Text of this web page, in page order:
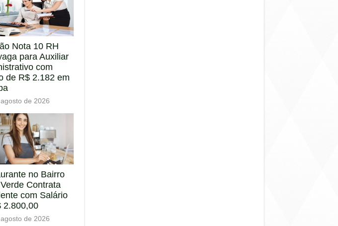
Nota 10 RH
para Auxiliar
com
de R$ 2.182 em
de 2026
no Bairro
Contrata
com Salário
2.800,00
de 2026